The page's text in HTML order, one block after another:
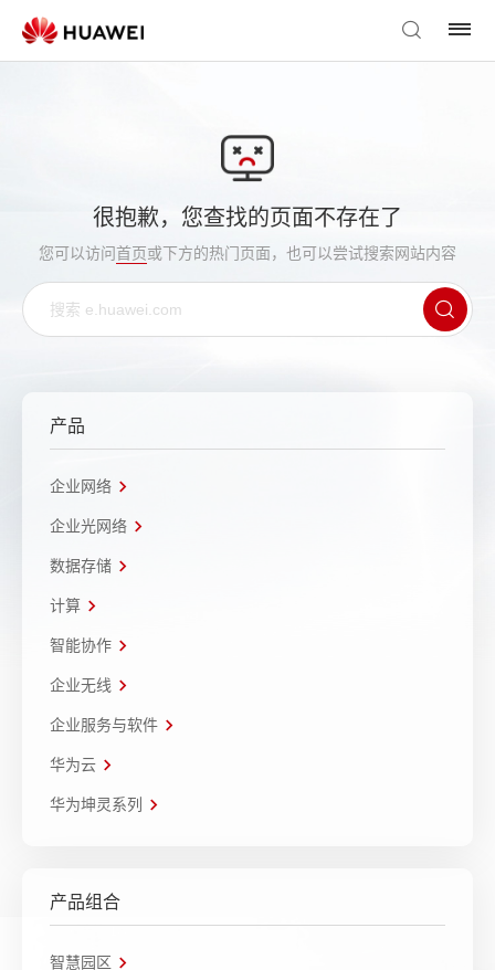
很抱歉，您查找的页面不存在了
您可以访问首页或下方的热门页面，也可以尝试搜索网站内容
产品
企业网络
企业光网络
数据存储
计算
智能协作
企业无线
企业服务与软件
华为云
华为坤灵系列
产品组合
智慧园区